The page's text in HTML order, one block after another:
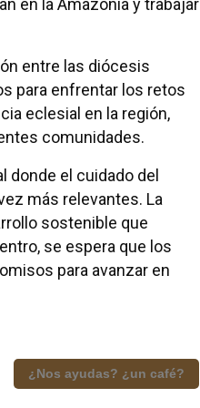
en la Amazonía y trabajar
entre las diócesis
para enfrentar los retos
eclesial en la región,
comunidades.
donde el cuidado del
más relevantes. La
sostenible que
se espera que los
para avanzar en
¿Nos ayudas? ¿un café?